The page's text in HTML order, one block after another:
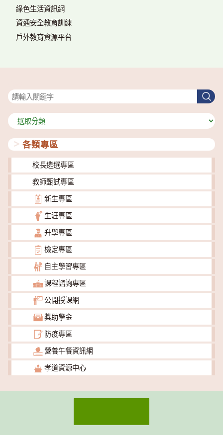
綠色生活資訊網
資通安全教育訓練
戶外教育資源平台
搜
尋
分
類
各類專區
校長遴選專區
教師甄試專區
新生專區
生涯專區
升學專區
檢定專區
自主學習專區
課程諮詢專區
公開授課網
獎助學金
防疫專區
營養午餐資訊網
孝道資源中心